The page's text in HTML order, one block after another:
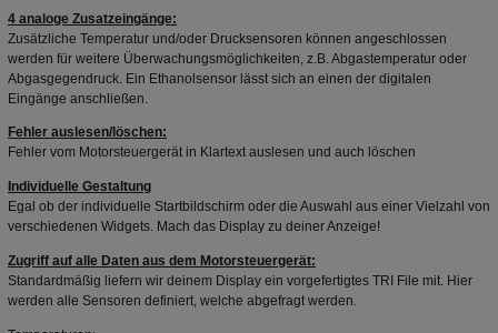
4 analoge Zusatzeingänge:
Zusätzliche Temperatur und/oder Drucksensoren können angeschlossen
werden für weitere Überwachungsmöglichkeiten, z.B. Abgastemperatur oder
Abgasgegendruck. Ein Ethanolsensor lässt sich an einen der digitalen
Eingänge anschließen.
Fehler auslesen/löschen:
Fehler vom Motorsteuergerät in Klartext auslesen und auch löschen
Individuelle Gestaltung
Egal ob der individuelle Startbildschirm oder die Auswahl aus einer Vielzahl von
verschiedenen Widgets. Mach das Display zu deiner Anzeige!
Zugriff auf alle Daten aus dem Motorsteuergerät:
Standardmäßig liefern wir deinem Display ein vorgefertigtes TRI File mit. Hier
werden alle Sensoren definiert, welche abgefragt werden.